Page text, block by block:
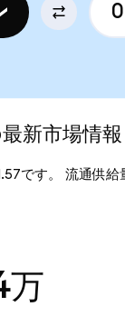
市場情報
です。 流通供